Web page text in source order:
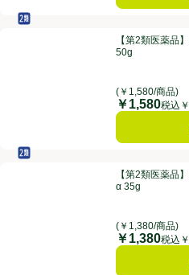
【第2類医薬品】◆ロキプロファイ
セルフメディケーション税制対象
第2類医薬品
【第2類医薬品
50g
(￥1,580/商品)
価格
￥1,580税込
【第2類医薬品】◆バンテリンコーワ
セルフメディケーション税制対象
第2類医薬品
【第2類医薬品
α 35g
(￥1,380/商品)
価格
￥1,380税込